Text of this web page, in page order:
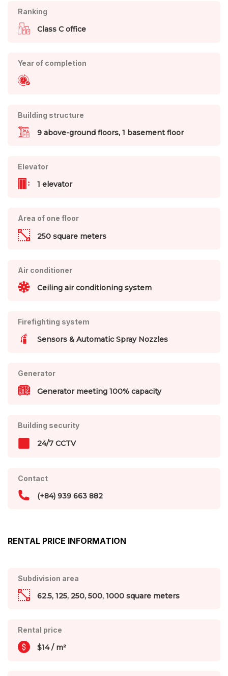
Ranking
Class C office
Year of completion
Building structure
9 above-ground floors, 1 basement floor
Elevator
1 elevator
Area of one floor
250 square meters
Air conditioner
Ceiling air conditioning system
Firefighting system
Sensors & Automatic Spray Nozzles
Generator
Generator meeting 100% capacity
Building security
24/7 CCTV
Contact
(+84) 939 663 882
RENTAL PRICE INFORMATION
Subdivision area
62.5, 125, 250, 500, 1000 square meters
Rental price
$14 / m²